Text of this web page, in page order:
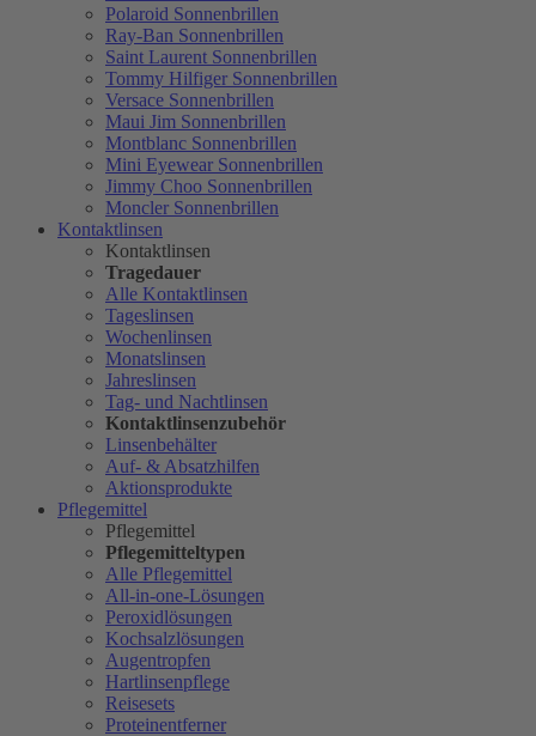
Polaroid Sonnenbrillen
Ray-Ban Sonnenbrillen
Saint Laurent Sonnenbrillen
Tommy Hilfiger Sonnenbrillen
Versace Sonnenbrillen
Maui Jim Sonnenbrillen
Montblanc Sonnenbrillen
Mini Eyewear Sonnenbrillen
Jimmy Choo Sonnenbrillen
Moncler Sonnenbrillen
Kontaktlinsen
Kontaktlinsen
Tragedauer
Alle Kontaktlinsen
Tageslinsen
Wochenlinsen
Monatslinsen
Jahreslinsen
Tag- und Nachtlinsen
Kontaktlinsenzubehör
Linsenbehälter
Auf- & Absatzhilfen
Aktionsprodukte
Pflegemittel
Pflegemittel
Pflegemitteltypen
Alle Pflegemittel
All-in-one-Lösungen
Peroxidlösungen
Kochsalzlösungen
Augentropfen
Hartlinsenpflege
Reisesets
Proteinentferner